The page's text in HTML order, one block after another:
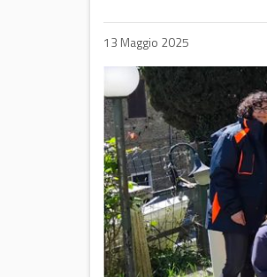
13 Maggio 2025